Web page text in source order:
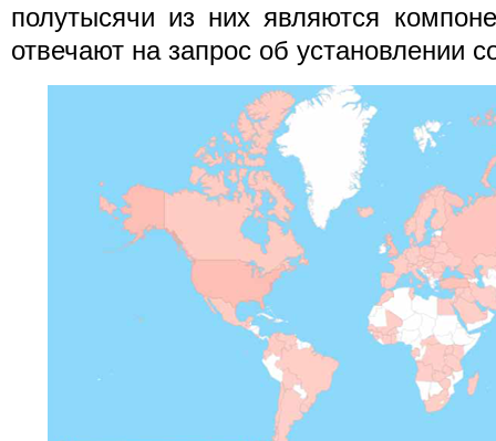
полутысячи из них являются
отвечают на запрос об установлении